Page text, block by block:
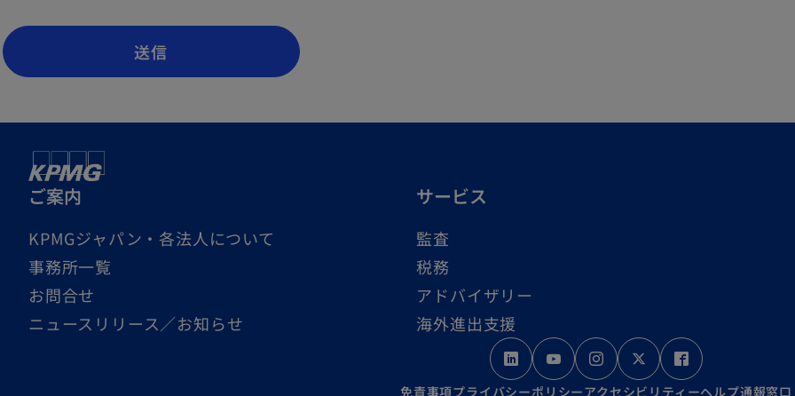
送信
ご案内
KPMGジャパン・各法人について
事務所一覧
お問合せ
ニュースリリース／お知らせ
サービス
監査
税務
アドバイザリー
海外進出支援
新
し
新
し
新
し
新
し
新
免責事項プライバシーポリシーアクセシビリティーヘルプ通報窓口